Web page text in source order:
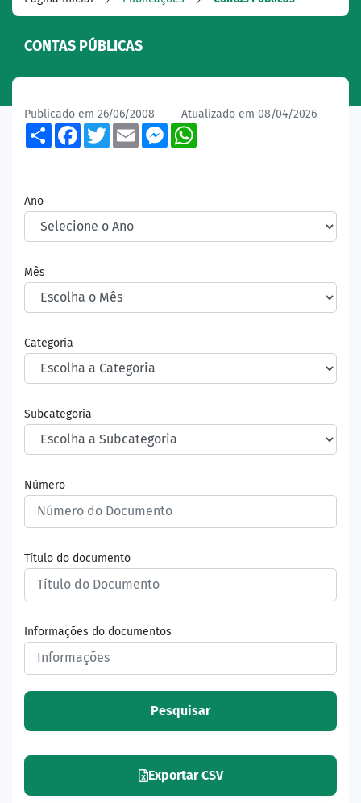
CONTAS PÚBLICAS
Publicado em 26/06/2008 Atualizado em 08/04/2026
ShareFacebook
TwitterEmailMessenger
Ano
Mês
Categoria
Subcategoria
Número
Título do documento
Informações do documentos
Pesquisar
Exportar CSV